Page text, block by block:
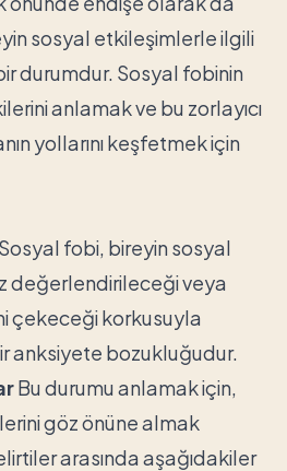
sosyal etkileşimlerle ilgili
durumdur. Sosyal fobinin
anlamak ve bu zorlayıcı
yollarını keşfetmek için
Sosyal fobi, bireyin sosyal
değerlendirileceği veya
çekeceği korkusuyla
anksiyete bozukluğudur.
Bu durumu anlamak için,
göz önüne almak
arasında aşağıdakiler